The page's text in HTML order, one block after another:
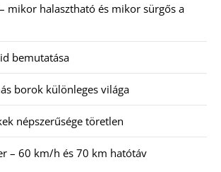
mikor halasztható és mikor sürgős a
bemutatása
borok különleges világa
népszerűsége töretlen
– 60 km/h és 70 km hatótáv